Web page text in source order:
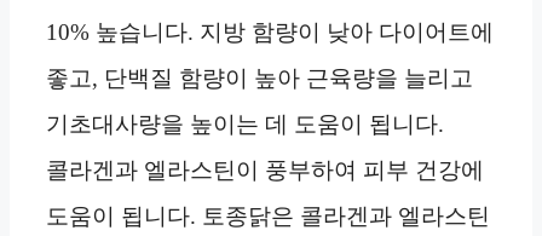
10% 높습니다. 지방 함량이 낮아 다이어트에
좋고, 단백질 함량이 높아 근육량을 늘리고
기초대사량을 높이는 데 도움이 됩니다.
콜라겐과 엘라스틴이 풍부하여 피부 건강에
도움이 됩니다. 토종닭은 콜라겐과 엘라스틴